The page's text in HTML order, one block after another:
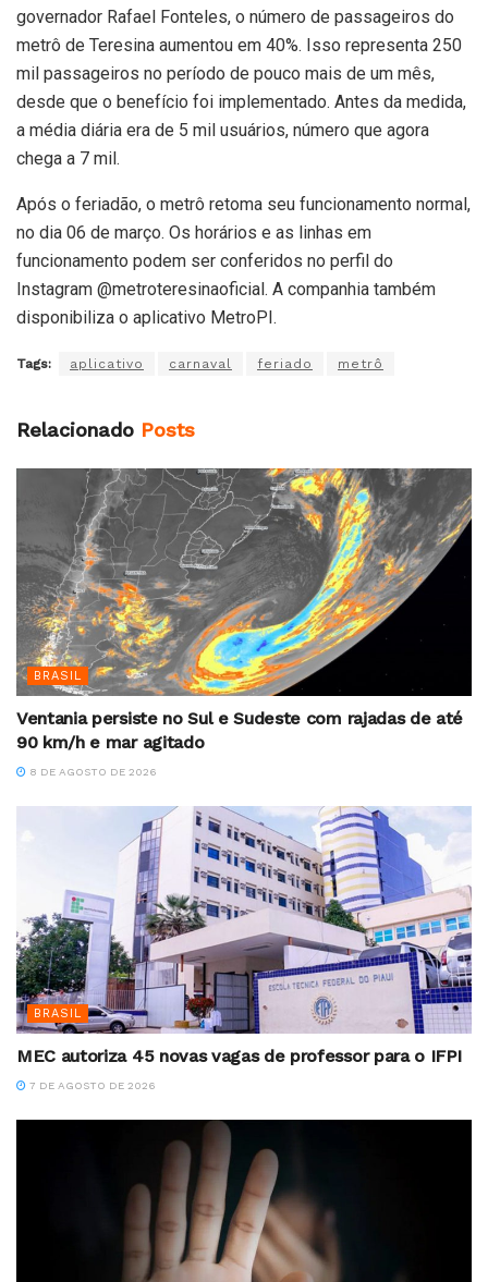
governador Rafael Fonteles, o número de passageiros do
metrô de Teresina aumentou em 40%. Isso representa 250
mil passageiros no período de pouco mais de um mês,
desde que o benefício foi implementado. Antes da medida,
a média diária era de 5 mil usuários, número que agora
chega a 7 mil.
Após o feriadão, o metrô retoma seu funcionamento normal,
no dia 06 de março. Os horários e as linhas em
funcionamento podem ser conferidos no perfil do
Instagram @metroteresinaoficial. A companhia também
disponibiliza o aplicativo MetroPI.
Tags: aplicativo carnaval feriado metrô
Relacionado Posts
BRASIL
Ventania persiste no Sul e Sudeste com rajadas de até
90 km/h e mar agitado
8 DE AGOSTO DE 2026
BRASIL
MEC autoriza 45 novas vagas de professor para o IFPI
7 DE AGOSTO DE 2026